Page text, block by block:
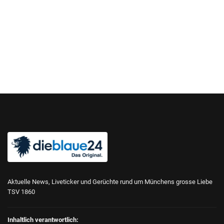
Aktuelle News, Liveticker und Gerüchte rund um Münchens grosse Liebe
TSV 1860
Inhaltlich verantwortlich: